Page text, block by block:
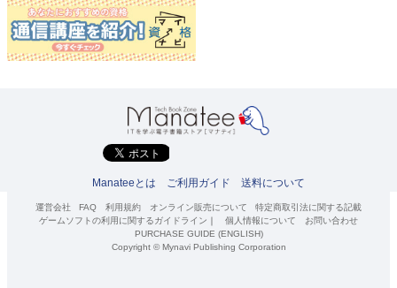
Manateeとは ご利用ガイド 送料について
運営会社 FAQ 利用規約 オンライン販売について
特定商取引法に関する記載
ゲームソフトの利用に関するガイドライン ｜ 個人情報について
お問い合わせ
PURCHASE GUIDE (ENGLISH)
Copyright © Mynavi Publishing Corporation